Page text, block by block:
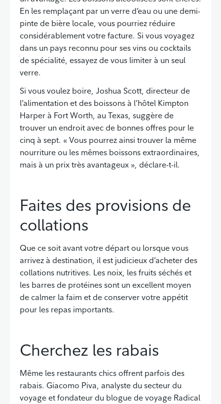
En les remplaçant par un verre d’eau ou une demi-
pinte de bière locale, vous pourriez réduire
considérablement votre facture. Si vous voyagez
dans un pays reconnu pour ses vins ou cocktails
de spécialité, essayez de vous limiter à un seul
verre.
Si vous voulez boire, Joshua Scott, directeur de
l’alimentation et des boissons à l’hôtel Kimpton
Harper à Fort Worth, au Texas, suggère de
trouver un endroit avec de bonnes offres pour le
cinq à sept. « Vous pourrez ainsi trouver la même
nourriture ou les mêmes boissons extraordinaires,
mais à un prix très avantageux », déclare-t-il.
Faites des provisions de
collations
Que ce soit avant votre départ ou lorsque vous
arrivez à destination, il est judicieux d’acheter des
collations nutritives. Les noix, les fruits séchés et
les barres de protéines sont un excellent moyen
de calmer la faim et de conserver votre appétit
pour les repas importants.
Cherchez les rabais
Même les restaurants chics offrent parfois des
rabais. Giacomo Piva, analyste du secteur du
voyage et fondateur du blogue de voyage Radical